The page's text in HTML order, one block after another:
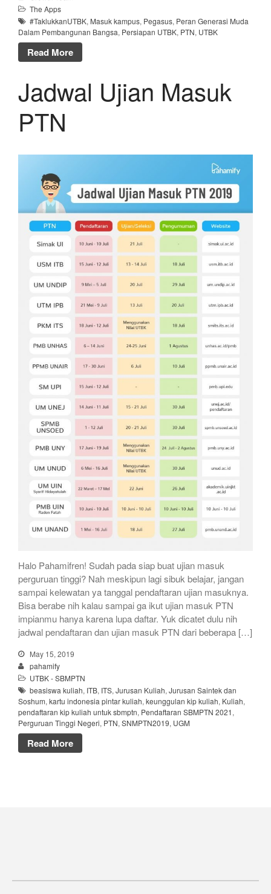
The Apps
#TaklukkanUTBK, Masuk kampus, Pegasus, Peran Generasi Muda
Dalam Pembangunan Bangsa, Persiapan UTBK, PTN, UTBK
Read More
Jadwal Ujian Masuk
PTN
Halo Pahamifren! Sudah pada siap buat ujian masuk
perguruan tinggi? Nah meskipun lagi sibuk belajar, jangan
sampai kelewatan ya tanggal pendaftaran ujian masuknya.
Bisa berabe nih kalau sampai ga ikut ujian masuk PTN
impianmu hanya karena lupa daftar. Yuk dicatet dulu nih
jadwal pendaftaran dan ujian masuk PTN dari beberapa […]
May 15, 2019
pahamify
UTBK - SBMPTN
beasiswa kuliah, ITB, ITS, Jurusan Kuliah, Jurusan Saintek dan
Soshum, kartu indonesia pintar kuliah, keunggulan kip kuliah, Kuliah,
pendaftaran kip kuliah untuk sbmptn, Pendaftaran SBMPTN 2021,
Perguruan Tinggi Negeri, PTN, SNMPTN2019, UGM
Read More